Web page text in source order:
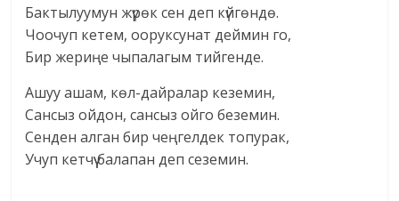
Бактылуумун жүрөк сен деп күйгөндө.
Чоочуп кетем, ооруксунат деймин го,
Бир жериңе чыпалагым тийгенде.
Ашуу ашам, көл-дайралар кеземин,
Сансыз ойдон, сансыз ойго беземин.
Сенден алган бир чеңгелдек топурак,
Учуп кетчүү балапан деп сеземин.